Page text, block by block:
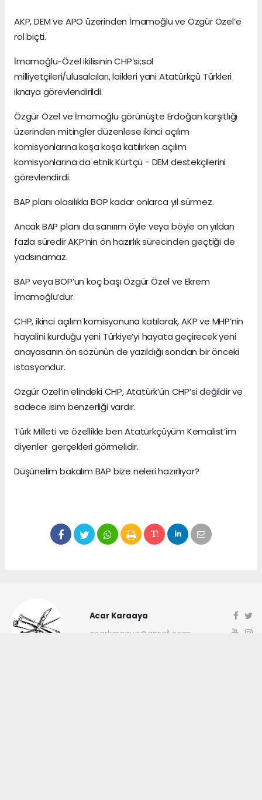
AKP, DEM ve APO üzerinden İmamoğlu ve Özgür Özel’e
rol biçti.
İmamoğlu-Özel ikilisinin CHP’si;sol
milliyetçileri/ulusalcıları, laikleri yani Atatürkçü Türkleri
iknaya görevlendirildi.
Özgür Özel ve İmamoğlu görünüşte Erdoğan karşıtlığı
üzerinden mitingler düzenlese ikinci açılım
komisyonlarına koşa koşa katılırken açılım
komisyonlarına da etnik Kürtçü - DEM destekçilerini
görevlendirdi.
BAP planı olasılıkla BOP kadar onlarca yıl sürmez.
Ancak BAP planı da sanırım öyle veya böyle on yıldan
fazla süredir AKP’nin ön hazırlık sürecinden geçtiği de
yadsınamaz.
BAP veya BOP’un koç başı Özgür Özel ve Ekrem
İmamoğlu’dur.
CHP, ikinci açılım komisyonuna katılarak, AKP ve MHP’nin
hayalini kurduğu yeni Türkiye’yi hayata geçirecek yeni
anayasanın ön sözünün de yazıldığı sondan bir önceki
istasyondur.
Özgür Özel’in elindeki CHP, Atatürk’ün CHP’si değildir ve
sadece isim benzerliği vardır.
Türk Milleti ve özellikle ben Atatürkçüyüm Kemalist’im
diyenler gerçekleri görmelidir.
Düşünelim bakalım BAP bize neleri hazırlıyor?
Acar Karaaya
acarkaraaya@gmail.com